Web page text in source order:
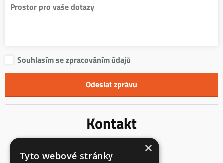
Souhlasím se zpracováním údajů
Kontakt
Mladoňovice 65
×
Tyto webové stránky